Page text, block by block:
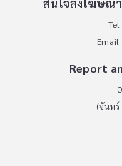
Email :
Report
(จันทร์